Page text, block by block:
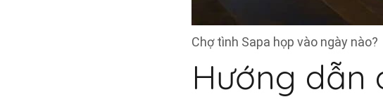
Chợ tình Sapa họp vào ngày nào?
Hướng dẫn